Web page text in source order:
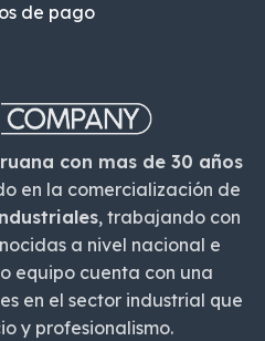
de pago
con mas de 30 años
en la comercialización de
, trabajando con
a nivel nacional e
equipo cuenta con una
en el sector industrial que
y profesionalismo.